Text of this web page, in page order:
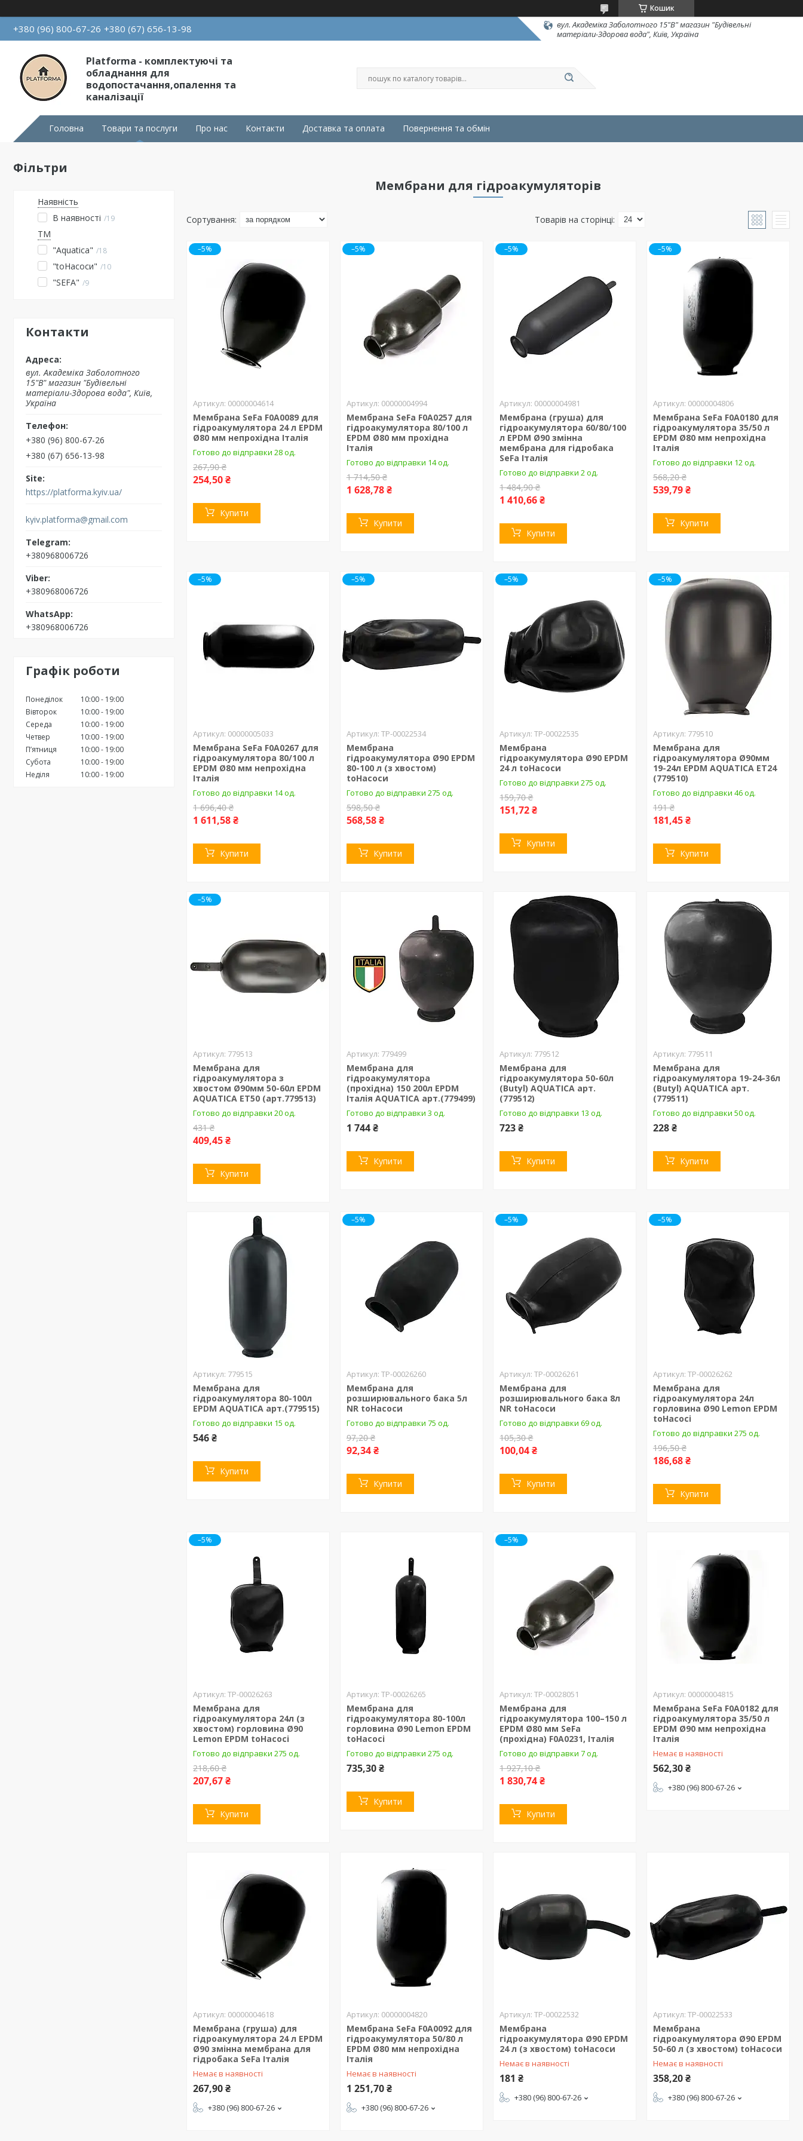
Кошик
+380 (96) 800-67-26 +380 (67) 656-13-98
вул. Академіка Заболотного 15"В" магазин "Будівельні
матеріали-Здорова вода", Київ, Україна
Platforma - комплектуючі та
обладнання для
водопостачання,опалення та
каналізації
Головна Товари та послуги Про нас Контакти Доставка та оплата Повернення та обмін
Фільтри
Наявність
В наявності
19
ТМ
"Aquatica"
18
"toНасоси" 10
"SEFA" 9
Контакти
вул. Академіка Заболотного
15"В" магазин "Будівельні
матеріали-Здорова вода", Київ,
Україна
+380 (96) 800-67-26
+380 (67) 656-13-98
https://platforma.kyiv.ua/
kyiv.platforma@gmail.com
+380968006726
+380968006726
+380968006726
Графік роботи
Понеділок 10:00
19:00
Вівторок
10:00
19:00
Середа
10:00
19:00
Четвер
10:00
19:00
Пʼятниця
10:00
19:00
Субота
10:00
19:00
Неділя
10:00 19:00
Мембрани для гідроакумуляторів
–5%
00000004614
Мембрана SeFa F0A0089 для
гідроакумулятора 24 л EPDM
Ø80 мм непрохідна Італія
Готово до відправки 28 од.
267,90 ₴
254,50 ₴
Купити
–5%
00000004994
Мембрана SeFa F0A0257 для
гідроакумулятора 80/100 л
EPDM Ø80 мм прохідна
Італія
Готово до відправки 14 од.
1 714,50 ₴
1 628,78 ₴
Купити
–5%
00000004981
Мембрана (груша) для
гідроакумулятора 60/80/100
л EPDM Ø90 змінна
мембрана для гідробака
SeFa Італія
Готово до відправки 2 од.
1 484,90 ₴
1 410,66 ₴
Купити
–5%
00000004806
Мембрана SeFa F0A0180 для
гідроакумулятора 35/50 л
EPDM Ø80 мм непрохідна
Італія
Готово до відправки 12 од.
568,20 ₴
539,79 ₴
Купити
–5%
00000005033
Мембрана SeFa F0A0267 для
гідроакумулятора 80/100 л
EPDM Ø80 мм непрохідна
Італія
Готово до відправки 14 од.
1 696,40 ₴
1 611,58 ₴
Купити
–5%
ТР-00022534
Мембрана
гідроакумулятора Ø90 EPDM
80-100 л (з хвостом)
toНасоси
Готово до відправки 275 од.
598,50 ₴
568,58 ₴
Купити
–5%
ТР-00022535
Мембрана
гідроакумулятора Ø90 EPDM
24 л toНасоси
Готово до відправки 275 од.
159,70 ₴
151,72 ₴
Купити
–5%
779510
Мембрана для
гідроакумулятора Ø90мм
19-24л EPDM AQUATICA ET24
(779510)
Готово до відправки 46 од.
191 ₴
181,45 ₴
Купити
–5%
779513
Мембрана для
гідроакумулятора з
хвостом Ø90мм 50-60л EPDM
AQUATICA ET50 (арт.779513)
Готово до відправки 20 од.
431 ₴
409,45 ₴
Купити
779499
Мембрана для
гідроакумулятора
(прохідна) 150 200л EPDM
Італія AQUATICA арт.(779499)
Готово до відправки 3 од.
1 744 ₴
Купити
779512
Мембрана для
гідроакумулятора 50-60л
(Butyl) AQUATICA арт.
(779512)
Готово до відправки 13 од.
723 ₴
Купити
779511
Мембрана для
гідроакумулятора 19-24-36л
(Butyl) AQUATICA арт.
(779511)
Готово до відправки 50 од.
228 ₴
Купити
779515
Мембрана для
гідроакумулятора 80-100л
EPDM AQUATICA арт.(779515)
Готово до відправки 15 од.
546 ₴
Купити
–5%
ТР-00026260
Мембрана для
розширювального бака 5л
NR toНасоси
Готово до відправки 75 од.
97,20 ₴
92,34 ₴
Купити
–5%
ТР-00026261
Мембрана для
розширювального бака 8л
NR toНасоси
Готово до відправки 69 од.
105,30 ₴
100,04 ₴
Купити
–5%
ТР-00026262
Мембрана для
гідроакумулятора 24л
горловина Ø90 Lemon EPDM
toHacocі
Готово до відправки 275 од.
196,50 ₴
186,68 ₴
Купити
–5%
ТР-00026263
Мембрана для
гідроакумулятора 24л (з
хвостом) горловина Ø90
Lemon EPDM toHacocі
Готово до відправки 275 од.
218,60 ₴
207,67 ₴
Купити
ТР-00026265
Мембрана для
гідроакумулятора 80-100л
горловина Ø90 Lemon EPDM
toHacocі
Готово до відправки 275 од.
735,30 ₴
Купити
–5%
ТР-00028051
Мембрана для
гідроакумулятора 100–150 л
EPDM Ø80 мм SeFa
(прохідна) F0A0231, Італія
Готово до відправки 7 од.
1 927,10 ₴
1 830,74 ₴
Купити
00000004815
Мембрана SeFa F0A0182 для
гідроакумулятора 35/50 л
EPDM Ø90 мм непрохідна
Італія
Немає в наявності
562,30 ₴
+380 (96) 800-67-26
00000004618
Мембрана (груша) для
гідроакумулятора 24 л EPDM
Ø90 змінна мембрана для
гідробака SeFa Італія
Немає в наявності
267,90 ₴
+380 (96) 800-67-26
00000004820
Мембрана SeFa F0A0092 для
гідроакумулятора 50/80 л
EPDM Ø80 мм непрохідна
Італія
Немає в наявності
1 251,70 ₴
+380 (96) 800-67-26
ТР-00022532
Мембрана
гідроакумулятора Ø90 EPDM
24 л (з хвостом) toНасоси
Немає в наявності
181 ₴
+380 (96) 800-67-26
ТР-00022533
Мембрана
гідроакумулятора Ø90 EPDM
50-60 л (з хвостом) toНасоси
Немає в наявності
358,20 ₴
+380 (96) 800-67-26